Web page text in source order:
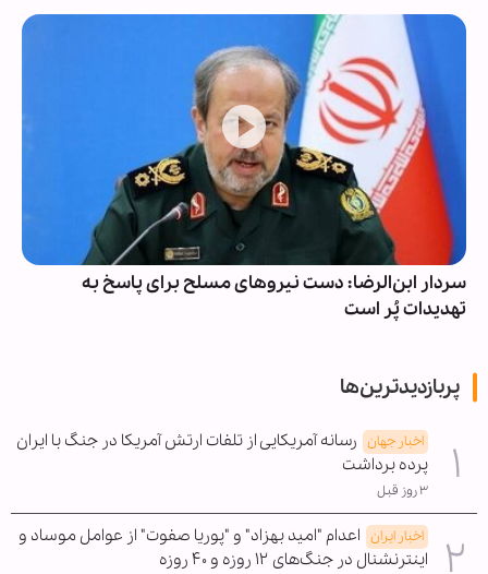
سردار ابن‌الرضا: دست نیروهای مسلح برای پاسخ به
تهدیدات پُر است
پربازدیدترین‌ها
اخبار جهان رسانه آمریکایی از تلفات ارتش آمریکا در جنگ با ایران
پرده برداشت
۳ روز قبل
اخبار ایران اعدام "امید بهزاد" و "پوریا صفوت" از عوامل موساد و
اینترنشنال در جنگ‌های ۱۲ روزه و ۴۰ روزه